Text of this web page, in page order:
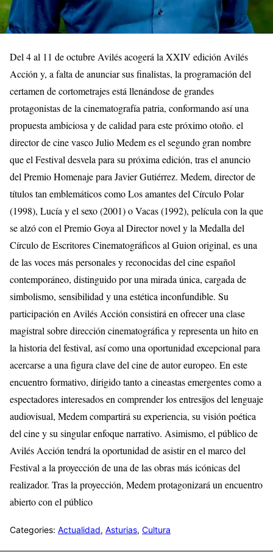
Del 4 al 11 de octubre Avilés acogerá la XXIV edición Avilés
Acción y, a falta de anunciar sus finalistas, la programación del
certamen de cortometrajes está llenándose de grandes
protagonistas de la cinematografía patria, conformando así una
propuesta ambiciosa y de calidad para este próximo otoño. el
director de cine vasco Julio Medem es el segundo gran nombre
que el Festival desvela para su próxima edición, tras el anuncio
del Premio Homenaje para Javier Gutiérrez. Medem, director de
títulos tan emblemáticos como Los amantes del Círculo Polar
(1998), Lucía y el sexo (2001) o Vacas (1992), película con la que
se alzó con el Premio Goya al Director novel y la Medalla del
Círculo de Escritores Cinematográficos al Guion original, es una
de las voces más personales y reconocidas del cine español
contemporáneo, distinguido por una mirada única, cargada de
simbolismo, sensibilidad y una estética inconfundible. Su
participación en Avilés Acción consistirá en ofrecer una clase
magistral sobre dirección cinematográfica y representa un hito en
la historia del festival, así como una oportunidad excepcional para
acercarse a una figura clave del cine de autor europeo. En este
encuentro formativo, dirigido tanto a cineastas emergentes como a
espectadores interesados en comprender los entresijos del lenguaje
audiovisual, Medem compartirá su experiencia, su visión poética
del cine y su singular enfoque narrativo. Asimismo, el público de
Avilés Acción tendrá la oportunidad de asistir en el marco del
Festival a la proyección de una de las obras más icónicas del
realizador. Tras la proyección, Medem protagonizará un encuentro
abierto con el público
Categories: Actualidad, Asturias, Cultura